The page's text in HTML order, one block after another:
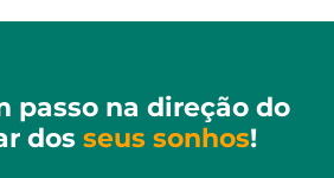
passo na direção do
dos seus sonhos!